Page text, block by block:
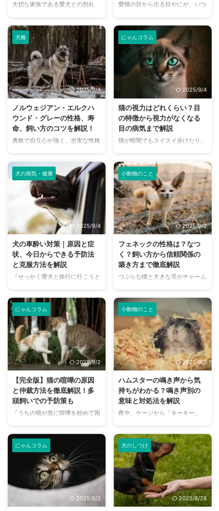
ヒントもご紹介します。 この記
をもっと理解し、より良いコミュ
ニ ...
た体験談もご紹介します。この記
夏を過ごせるように、今からでき
る ...
大切な家族である愛犬との別れ
す。 しかし、愛犬が死を迎える
前に見せるサインや行動の変化を
あらかじめ知っておくことで、心
の準備ができ、後悔なく最期を看
取ることができます。 この記事
では、愛犬が死ぬ前に見せる具体
的なサインから、飼い主としてで
きること、後悔しないための過ご
多くの飼い主さんが経験した「死
ぬ前に見せる意外な行動」につい
ても紹介します。 この記事の結
論 愛犬の死期が近いサインを理
悔のない看取りのため、愛犬に安
楽 ...
愛猫の目から出る目やにが、いつ
ク色」「茶色」をしていると、心
配になりますよね。これは単なる
汚れではなく、何らかの病気や体
調不良のサインである可能性があ
ります。 しかし、一体何が原因
で、どんな病気が隠れているので
しょうか？そして、私たち飼い主
は、どう対処してあげれば良いの
でしょうか？ この記事では、猫
の目やにが赤くなる原因と、考え
られる病気について詳しく解説し
ます。 さらに、緊急性の高いケ
ースや、自宅でできる目のケア方
守るために知っておくべき情報を
...
犬種
2025/9/4
ノルウェジアン・エルクハ
ウンド・グレーの性格、寿
命、飼い方のコツを解説！
勇敢で自立心が強く、忠実な性格
ウンド・グレー。日本ではまだあ
まり馴染みのない犬種ですが、そ
の賢さや力強さから、熱心なファ
ンに愛されています。 しかし、
実際に飼うとなると、その特徴や
性格、どんな飼い方が適している
のか、しつけは難しいのかなど、
気になることがたくさんあります
よね。 この記事では、ノルウェ
ジアン・エルクハウンド・グレー
の歴史から、性格、特徴、飼い方
のコツ、かかりやすい病気まで、
基本情報を網羅的に解説します。
ン・エルクハウンド・グレーの ...
にゃんコラム
2025/9/4
猫の視力はどれくらい？目
の特徴から視力がなくなる
目の病気まで解説
猫が暗闇でもスイスイ歩けたり、
姿を見て、「猫の目ってどうなっ
ているんだろう？」と不思議に思
ったことはありませんか？ 猫の
目は、人間とは異なる独自の能力
を持っており、狩りをする上で非
常に重要な役割を果たしていま
す。 この記事では、猫の視力や
目の構造、人間と比べて優れた点
説します。 さらに、猫の目が見
えなくなる原因や、目の病気、行
動の変化から異変に気づく方法ま
でを分かりやすくお伝えします。
より低いが、夜間のわずかな光で
...
犬の病気・健康
2025/9/4
犬の車酔い対策｜原因と症
状、今日からできる予防法
と克服方法を解説
「せっかく愛犬と旅行に行こうと
いてしまった…」「車に乗るのを
嫌がるようになってしまった」…
愛犬とのドライブを楽しみにして
いたのに、車酔いをしてしまって
残念な思いをした経験はありませ
んか？ 犬の車酔いは、人間と同
じように乗り物の揺れや匂いによ
って引き起こされます。しかし、
性が高いです。 この記事では、
犬が車酔いする原因から、今日か
ら実践できる対策、車酔いしてし
まった時の対処法までを解説しま
は三半規管の未発達やストレス ...
小動物のこと
2025/9/2
フェネックの性格は？なつ
く？飼い方から信頼関係の
築き方まで徹底解説
つぶらな瞳と大きな耳がチャーム
しい見た目に魅了され、「飼って
みたい！」と思う方も多いのでは
ないでしょうか。 しかし、フェ
ネックはイヌやネコとは異なる独
特な性格を持つため、安易に飼い
始めると「こんなはずじゃなかっ
た…」と後悔する飼い主さんも少
なくありません。 この記事で
く掘り下げ、飼い主さんとフェネ
ックが幸せに暮らすための関係構
築方法を詳しく解説します。 彼
らの行動の裏にある気持ちを理解
して迎え入れるための参考にして
く ...
にゃんコラム
2025/9/2
【完全版】猫の喧嘩の原因
と仲裁方法を徹底解説！多
頭飼いでの予防策も
「うちの猫が急に喧嘩を始めて困
の？」など、多頭飼いの家庭では
猫同士の喧嘩はつきものです。し
かし、ただのじゃれ合いだと思っ
ていたら、実は深刻なサインかも
しれません。 この記事では、猫
が喧嘩をする本当の理由から、状
況に応じた正しい仲裁方法、そし
て喧嘩を未然に防ぐための多頭飼
小動物のこと
2025/9/2
ハムスターの鳴き声から気
持ちがわかる？鳴き声別の
意味と対処法を解説
夜中、ケージから「キーキー」
こえてきて、「何かあったのか
な？」と心配になったことはあり
ませんか？ ハムスターは、犬や
猫のように感情を表現することが
少ないため、どんな鳴き声にも不
安になってしまうかもしれませ
ん。しかし、ハムスターの鳴き声
には、感情や気持ちが込められて
にゃんコラム
2025/9/2
犬のしつけ
2025/8/28